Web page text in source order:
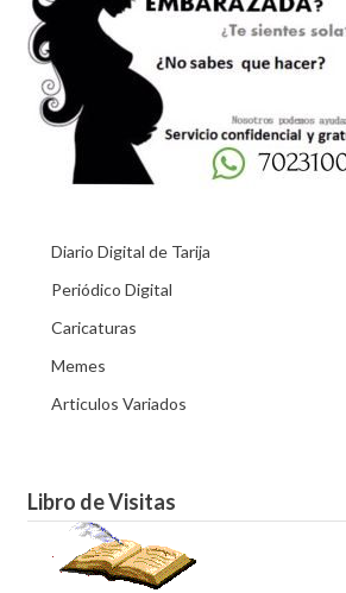
Diario Digital de Tarija
Periódico Digital
Caricaturas
Memes
Articulos Variados
Libro de Visitas